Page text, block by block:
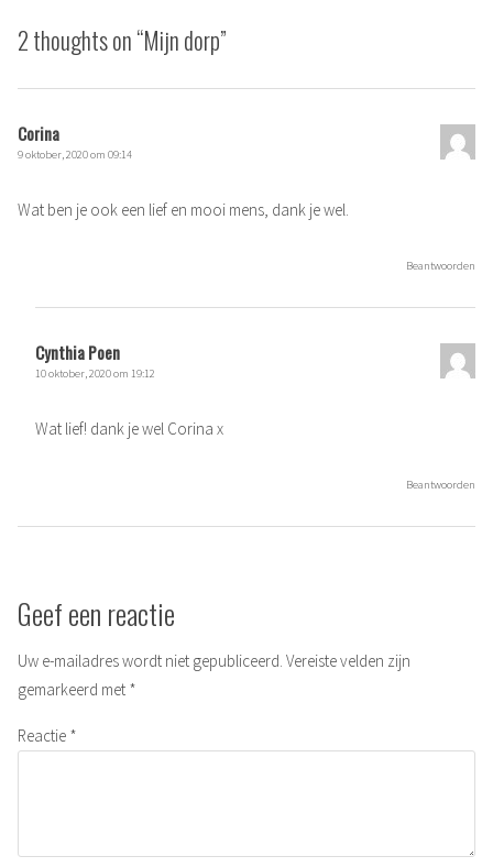
2 thoughts on “Mijn dorp”
Corina
9 oktober, 2020 om 09:14
Wat ben je ook een lief en mooi mens, dank je wel.
Beantwoorden
Cynthia Poen
10 oktober, 2020 om 19:12
Wat lief! dank je wel Corina x
Beantwoorden
Geef een reactie
Uw e-mailadres wordt niet gepubliceerd. Vereiste velden zijn
gemarkeerd met *
Reactie *